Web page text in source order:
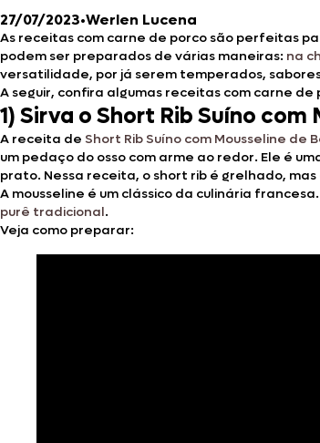
27/07/2023•Werlen Lucena
As receitas com carne de porco são perfeitas
podem ser preparados de várias maneiras: na
versatilidade, por já serem temperados,
A seguir, confira algumas receitas com carne
1)Sirva o Short Rib Suíno
A receita de Short Rib Suíno com Mousseline de
um pedaço do osso com arme ao redor. Ele é
prato. Nessa receita, o short rib é grelhado,
A mousseline é um clássico da culinária
purê tradicional.
Veja como preparar: